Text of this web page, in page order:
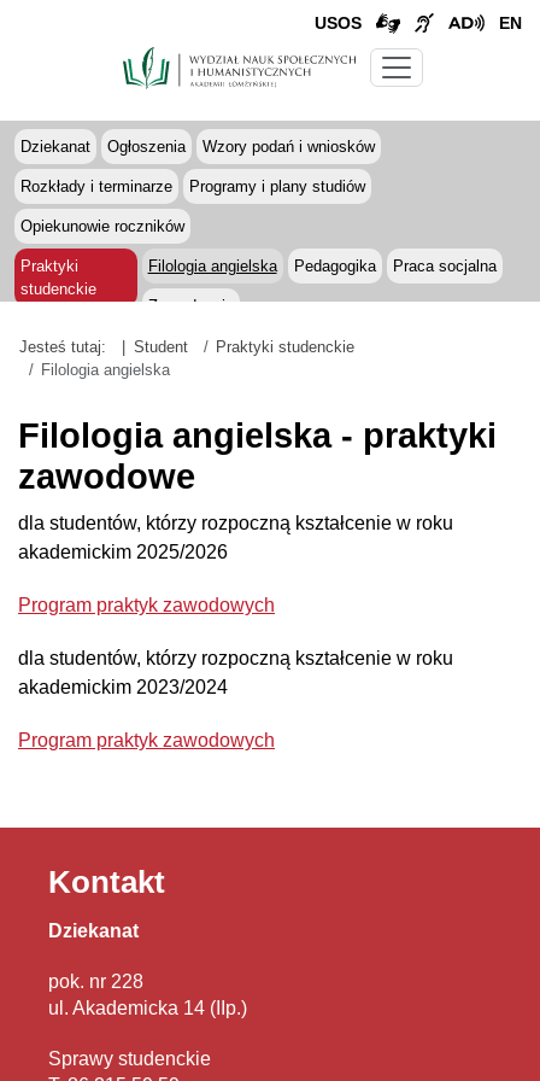
USOS EN
Dziekanat Ogłoszenia Wzory podań i wniosków
Rozkłady i terminarze Programy i plany studiów
Opiekunowie roczników
Praktyki
studenckie
Filologia angielska Pedagogika Praca socjalna
Zarządzanie
Procedura dyplomowania Regulamin studiów
Stypendia i pomoc materialna
Opłaty za studia Koła naukowe Samorząd studentów Erasmus+
Pomoc psychologiczna
Jesteś tutaj: Student
Praktyki studenckie
Filologia angielska
Filologia angielska - praktyki
zawodowe
dla studentów, którzy rozpoczną kształcenie w roku
akademickim 2025/2026
Program praktyk zawodowych
dla studentów, którzy rozpoczną kształcenie w roku
akademickim 2023/2024
Program praktyk zawodowych
Kontakt
Dziekanat
pok. nr 228
ul. Akademicka 14 (IIp.)
Sprawy studenckie